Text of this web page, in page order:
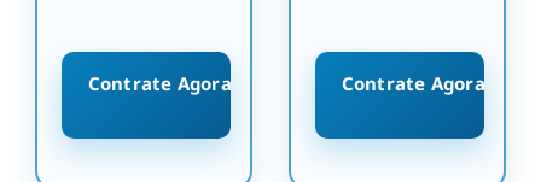
Contrate Agora Contrate Agora